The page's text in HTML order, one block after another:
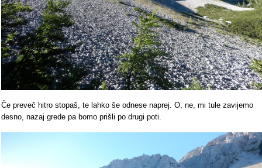
Če preveč hitro stopaš, te lahko še odnese naprej. O, ne, mi tule zavijemo
desno, nazaj grede pa bomo prišli po drugi poti.